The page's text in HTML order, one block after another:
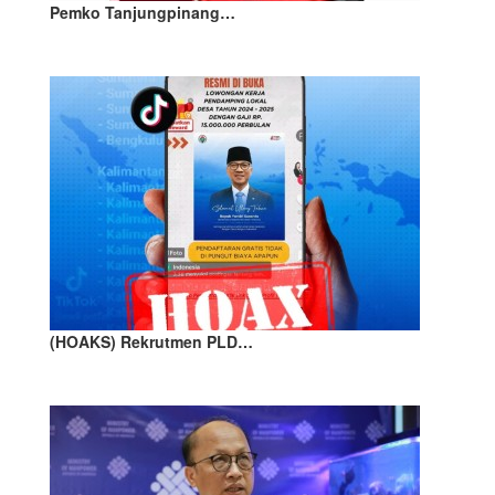
Pemko Tanjungpinang…
(HOAKS) Rekrutmen PLD…